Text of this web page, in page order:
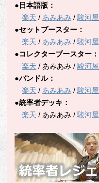
●日本語版：
楽天 / あみあみ / 駿河屋
●セットブースター：
楽天 / あみあみ / 駿河屋
●コレクターブースター：
楽天 / あみあみ / 駿河屋
●バンドル：
楽天 / あみあみ / 駿河屋
●統率者デッキ：
楽天 / あみあみ / 駿河屋